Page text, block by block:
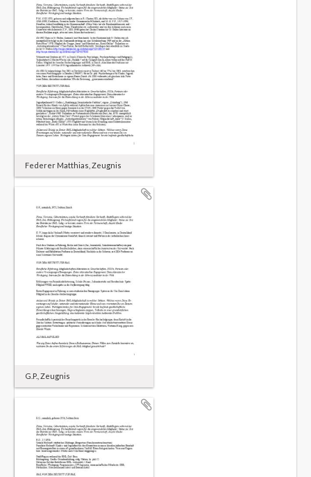
Federer Matthias, Zeugnis
G.P., Zeugnis